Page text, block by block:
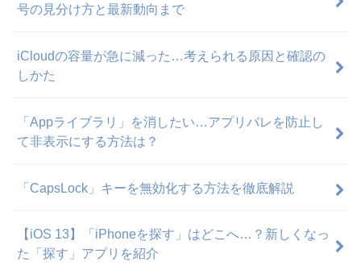
号の見分け方と最新動向まで
iCloudの容量が急に減った…考えられる原因と確認の
しかた
「Appライブラリ」を消したい…アプリバレを防止し
て非表示にする方法は？
「CapsLock」キーを無効化する方法を徹底解説
【iOS 13】「iPhoneを探す」はどこへ…？新しくなっ
た「探す」アプリを紹介